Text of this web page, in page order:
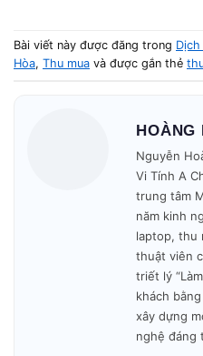
Quy Trình
🚗 Có mặt tại nhà
🔧 Kiểm tra – báo giá
🎁 Bảo hành minh
Mở cửa: 09h00 – 19h30
Bài viết này được đăng trong
Hòa, Thu mua và được gắn thẻ
HOÀNG
Nguyễn
Vi Tính A
trung tâm
năm kinh
laptop, thu
thuật viên
triết lý
khách
xây dựng
nghệ đáng